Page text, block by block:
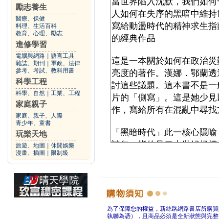
勵志養生
醫療、保健
料理、生活百科
教育、心理、勵志
進修學習
電腦與網路
語言工具
雜誌、期刊
軍政、法律
參考、考試、教科用書
科學工程
科學、自然 工業、工程
家庭親子
家庭、親子、人際
青少年、童書
玩樂天地
旅遊、地圖
休閒娛樂
漫畫、插圖
限制級
為了保障您的權益，新絲路網路書店所購
執聯為憑），且商品必須是全新狀態與完